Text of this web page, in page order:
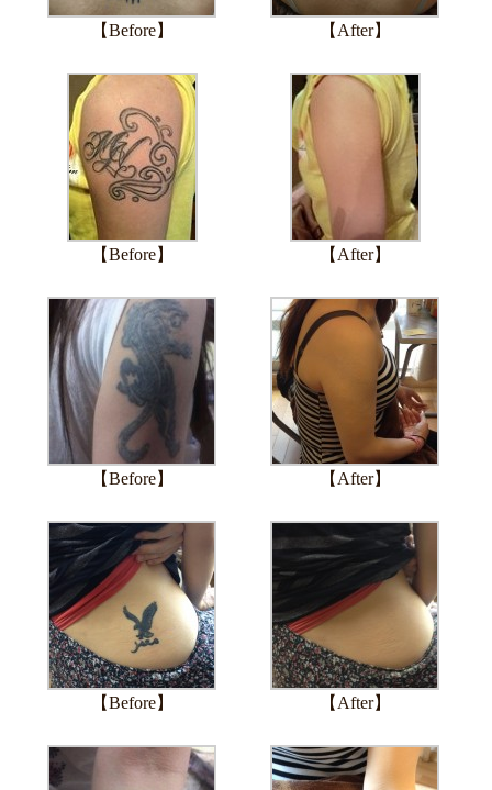
【Before】 【After】
【Before】 【After】
【Before】 【After】
【Before】 【After】